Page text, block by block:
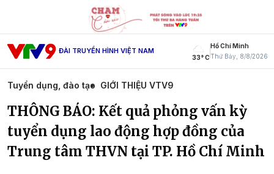
ĐÀI TRUYỀN HÌNH VIỆT NAM
33° C
Hồ Chí Minh
Thứ Bảy, 8/8/2026
Tuyển dụng, đào tạo GIỚI THIỆU VTV9
THÔNG BÁO: Kết quả phỏng vấn kỳ
tuyển dụng lao động hợp đồng của
Trung tâm THVN tại TP. Hồ Chí Minh